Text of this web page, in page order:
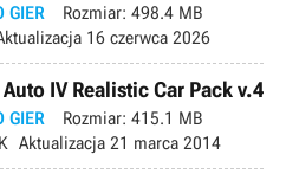
GIER Rozmiar: 498.4 MB
16 czerwca 2026
IV Realistic Car Pack v.4
GIER Rozmiar: 415.1 MB
Aktualizacja 21 marca 2014